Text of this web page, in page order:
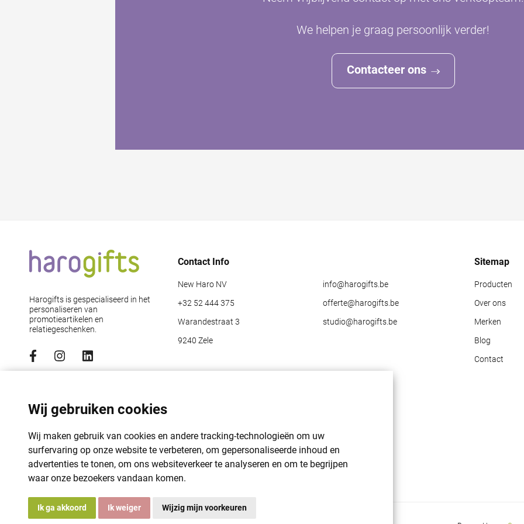
Wij gebruiken cookies
Wij maken gebruik van cookies en andere tracking-technologieën om uw
surfervaring op onze website te verbeteren, om gepersonaliseerde inhoud en
advertenties te tonen, om ons websiteverkeer te analyseren en om te begrijpen
waar onze bezoekers vandaan komen.
Ik ga akkoord Ik weiger Wijzig mijn voorkeuren
We helpen je graag persoonlijk verder!
Contacteer ons
Harogifts is gespecialiseerd in het
personaliseren van
promotieartikelen en
relatiegeschenken.
Contact Info
New Haro NV
+32 52 444 375
Warandestraat 3
9240 Zele
info@harogifts.be
offerte@harogifts.be
studio@harogifts.be
Sitemap
Producten
Over ons
Merken
Blog
Contact